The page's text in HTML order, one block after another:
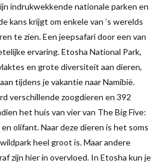
indrukwekkende nationale parken en
kans krijgt om enkele van ’s werelds
te zien. Een jeepsafari door een van
ervaring. Etosha National Park,
en grote diversiteit aan dieren,
tijdens je vakantie naar Namibië.
verschillende zoogdieren en 392
het huis van vier van The Big Five:
olifant. Naar deze dieren is het soms
heel groot is. Maar andere
zijn hier in overvloed. In Etosha kun je